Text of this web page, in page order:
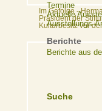
Im Gefolge -
Präsident der
Kulturbesitz vor
Termine
Aktuelle
Ausstellungs-
Berichte
Berichte aus
Suche